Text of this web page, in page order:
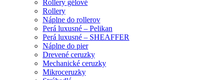
Rollery gélové
Rollery
Náplne do rollerov
Perá luxusné – Pelikan
Perá luxusné – SHEAFFER
Náplne do pier
Drevené ceruzky
Mechanické ceruzky
Mikroceruzky